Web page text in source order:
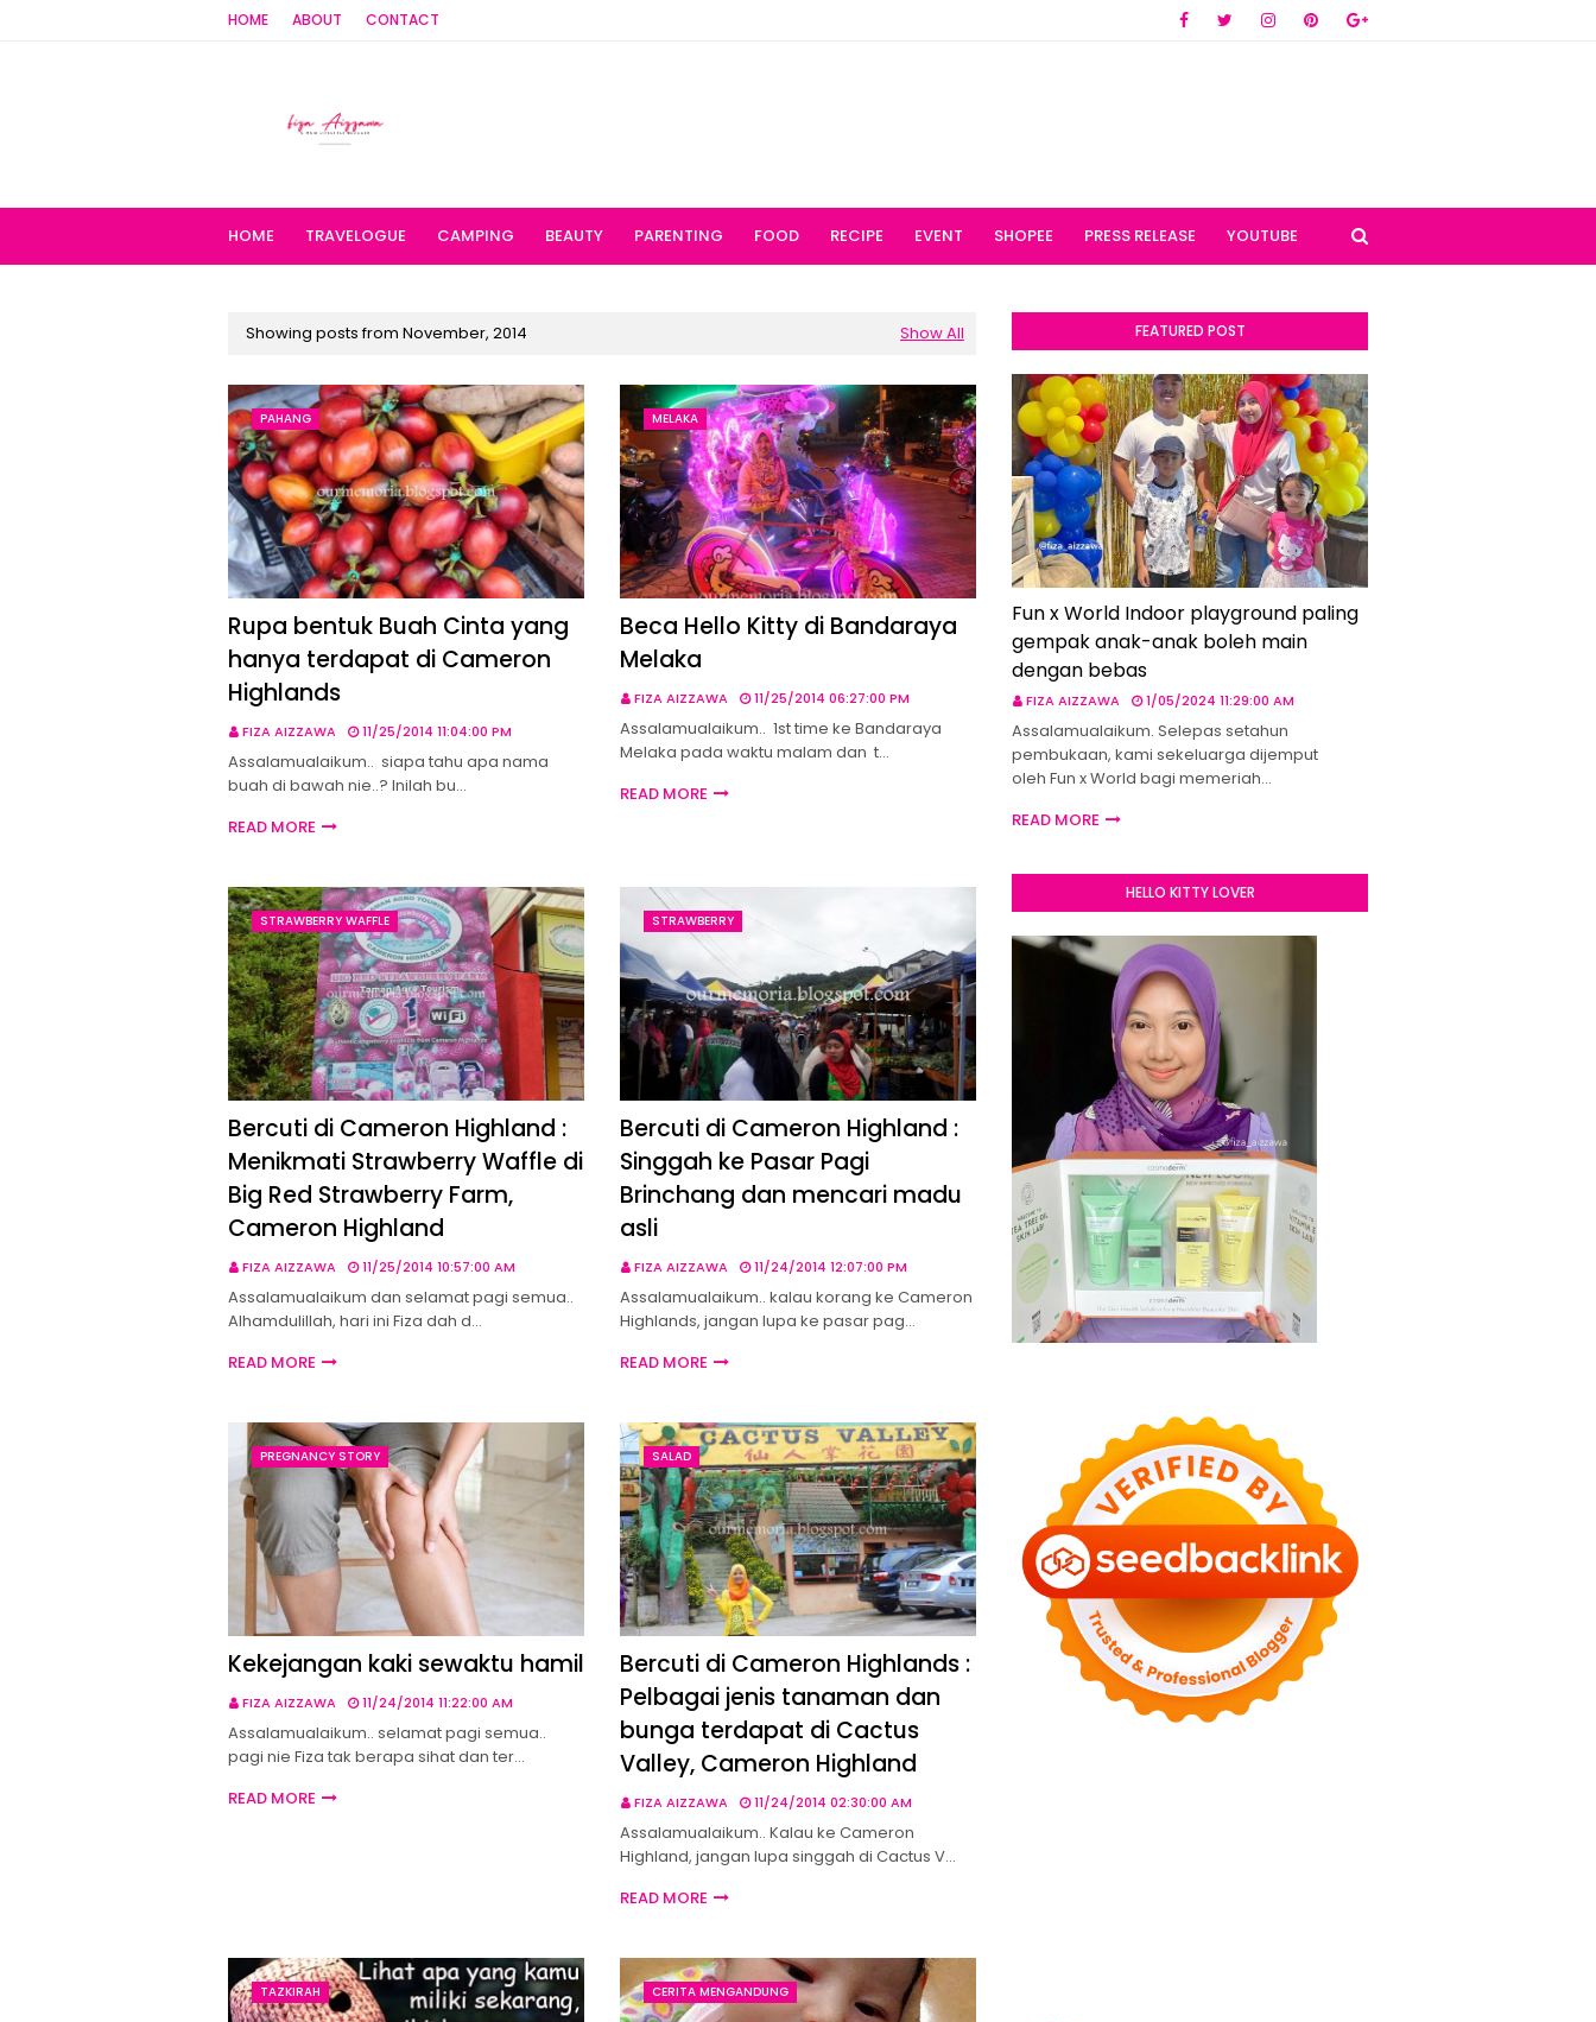
HOME ABOUT CONTACT
HOME TRAVELOGUE CAMPING BEAUTY PARENTING FOOD RECIPE EVENT SHOPEE PRESS RELEASE YOUTUBE
Showing posts from November, 2014 Show All
PAHANG
Rupa bentuk Buah Cinta yang
hanya terdapat di Cameron
Highlands
FIZA AIZZAWA 11/25/2014 11:04:00 PM
Assalamualaikum.. siapa tahu apa nama
buah di bawah nie..? Inilah bu…
READ MORE
MELAKA
Beca Hello Kitty di Bandaraya
Melaka
FIZA AIZZAWA 11/25/2014 06:27:00 PM
Assalamualaikum.. 1st time ke Bandaraya
Melaka pada waktu malam dan t…
READ MORE
STRAWBERRY WAFFLE
Bercuti di Cameron Highland :
Menikmati Strawberry Waffle di
Big Red Strawberry Farm,
Cameron Highland
FIZA AIZZAWA 11/25/2014 10:57:00 AM
Assalamualaikum dan selamat pagi semua..
Alhamdulillah, hari ini Fiza dah d…
READ MORE
STRAWBERRY
Bercuti di Cameron Highland :
Singgah ke Pasar Pagi
Brinchang dan mencari madu
asli
FIZA AIZZAWA 11/24/2014 12:07:00 PM
Assalamualaikum.. kalau korang ke Cameron
Highlands, jangan lupa ke pasar pag…
READ MORE
PREGNANCY STORY
Kekejangan kaki sewaktu hamil
FIZA AIZZAWA 11/24/2014 11:22:00 AM
Assalamualaikum.. selamat pagi semua..
pagi nie Fiza tak berapa sihat dan ter…
READ MORE
SALAD
Bercuti di Cameron Highlands :
Pelbagai jenis tanaman dan
bunga terdapat di Cactus
Valley, Cameron Highland
FIZA AIZZAWA 11/24/2014 02:30:00 AM
Assalamualaikum.. Kalau ke Cameron
Highland, jangan lupa singgah di Cactus V…
READ MORE
TAZKIRAH CERITA MENGANDUNG
FEATURED POST
Fun x World Indoor playground paling
gempak anak-anak boleh main
dengan bebas
FIZA AIZZAWA 1/05/2024 11:29:00 AM
Assalamualaikum. Selepas setahun
pembukaan, kami sekeluarga dijemput
oleh Fun x World bagi memeriah…
READ MORE
HELLO KITTY LOVER